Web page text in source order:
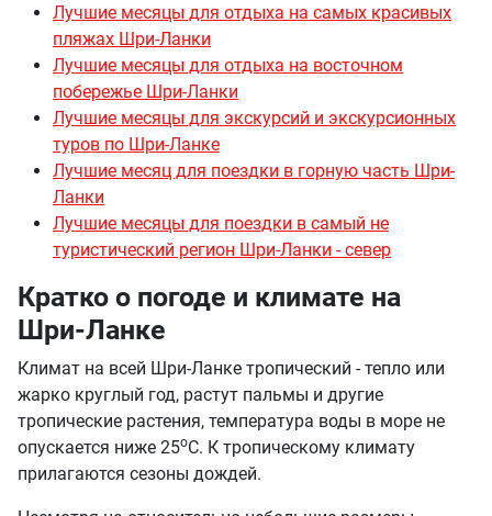
Лучшие месяцы для отдыха на самых красивых
пляжах Шри-Ланки
Лучшие месяцы для отдыха на восточном
побережье Шри-Ланки
Лучшие месяцы для экскурсий и экскурсионных
туров по Шри-Ланке
Лучшие месяц для поездки в горную часть Шри-
Ланки
Лучшие месяцы для поездки в самый не
туристический регион Шри-Ланки - север
Кратко о погоде и климате на
Шри-Ланке
Климат на всей Шри-Ланке тропический - тепло или
жарко круглый год, растут пальмы и другие
тропические растения, температура воды в море не
опускается ниже 25oC. К тропическому климату
прилагаются сезоны дождей.